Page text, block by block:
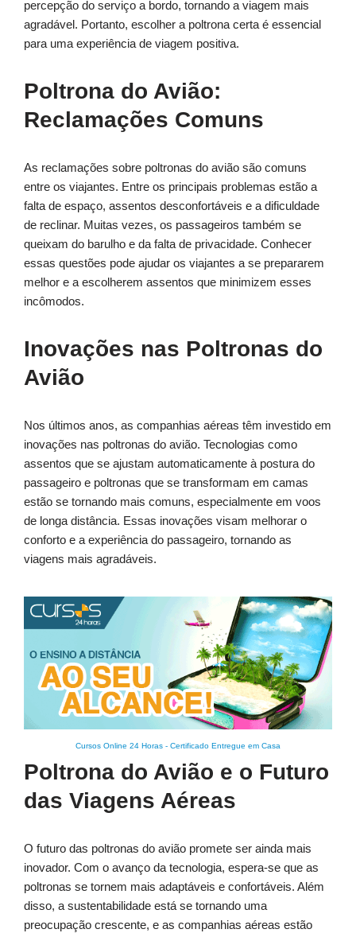
percepção do serviço a bordo, tornando a viagem mais
agradável. Portanto, escolher a poltrona certa é essencial
para uma experiência de viagem positiva.
Poltrona do Avião:
Reclamações Comuns
As reclamações sobre poltronas do avião são comuns
entre os viajantes. Entre os principais problemas estão a
falta de espaço, assentos desconfortáveis e a dificuldade
de reclinar. Muitas vezes, os passageiros também se
queixam do barulho e da falta de privacidade. Conhecer
essas questões pode ajudar os viajantes a se prepararem
melhor e a escolherem assentos que minimizem esses
incômodos.
Inovações nas Poltronas do
Avião
Nos últimos anos, as companhias aéreas têm investido em
inovações nas poltronas do avião. Tecnologias como
assentos que se ajustam automaticamente à postura do
passageiro e poltronas que se transformam em camas
estão se tornando mais comuns, especialmente em voos
de longa distância. Essas inovações visam melhorar o
conforto e a experiência do passageiro, tornando as
viagens mais agradáveis.
Cursos Online 24 Horas - Certificado Entregue em Casa
Poltrona do Avião e o Futuro
das Viagens Aéreas
O futuro das poltronas do avião promete ser ainda mais
inovador. Com o avanço da tecnologia, espera-se que as
poltronas se tornem mais adaptáveis e confortáveis. Além
disso, a sustentabilidade está se tornando uma
preocupação crescente, e as companhias aéreas estão